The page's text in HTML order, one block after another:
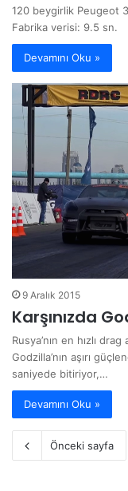
120 beygirlik Peugeot
Fabrika verisi: 9.5 sn.
Devamını Oku »
9 Aralık 2015
Karşınızda
Rusya’nın en hızlı
Godzilla’nın aşırı
saniyede bitiriyor,…
Devamını Oku »
Önceki sayfa